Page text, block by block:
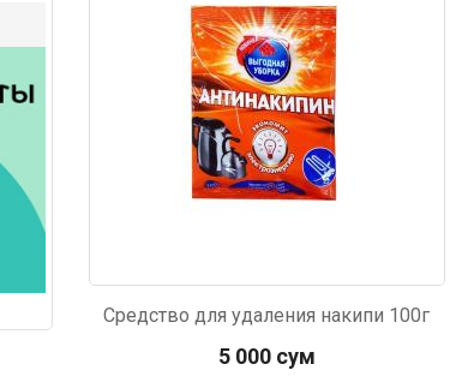
Средство для удаления накипи 100г
5 000 сум